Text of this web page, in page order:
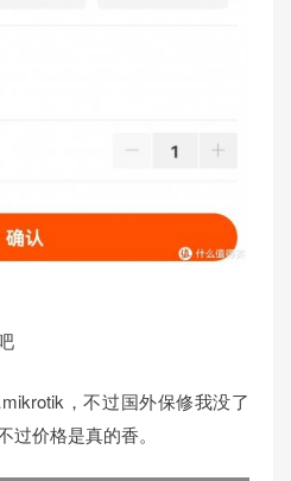
，不过国外保修我没了
价格是真的香。